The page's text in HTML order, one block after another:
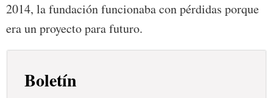
2014, la fundación funcionaba con pérdidas porque
era un proyecto para futuro.
Boletín